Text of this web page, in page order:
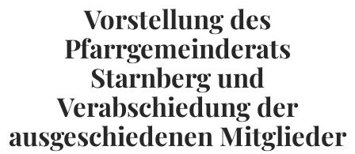
Vorstellung des
Pfarrgemeinderats
Starnberg und
Verabschiedung der
ausgeschiedenen Mitglieder